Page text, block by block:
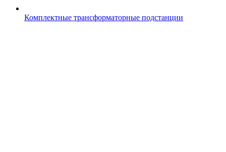
Комплектные трансформаторные подстанции